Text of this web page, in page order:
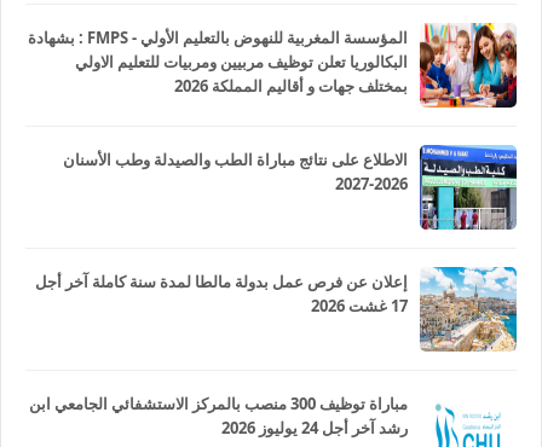
المؤسسة المغربية للنهوض بالتعليم الأولي - FMPS : بشهادة
البكالوريا تعلن توظيف مربيين ومربيات للتعليم الاولي
بمختلف جهات و أقاليم المملكة 2026
الاطلاع على نتائج مباراة الطب والصيدلة وطب الأسنان
2026-2027
إعلان عن فرص عمل بدولة مالطا لمدة سنة كاملة آخر أجل
17 غشت 2026
مباراة توظيف 300 منصب بالمركز الاستشفائي الجامعي ابن
رشد آخر أجل 24 يوليوز 2026